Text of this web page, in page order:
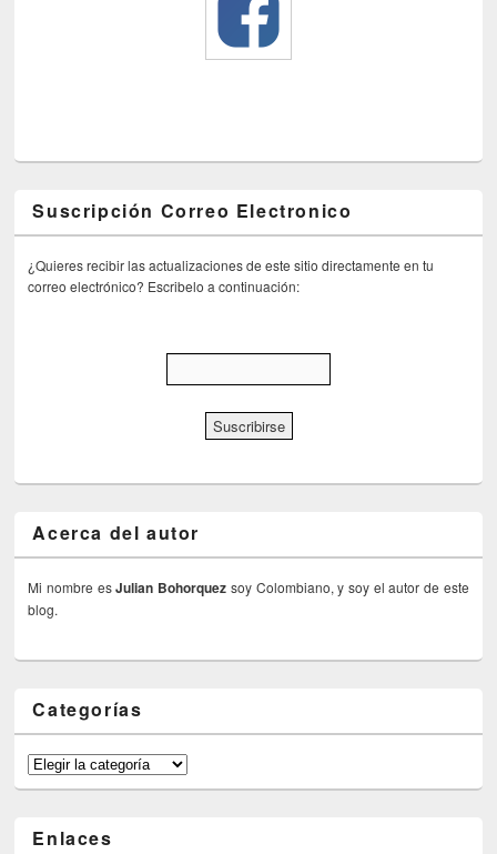
Suscripción Correo Electronico
¿Quieres recibir las actualizaciones de este sitio directamente en tu
correo electrónico? Escribelo a continuación:
Acerca del autor
Mi nombre esJulian Bohorquez soy Colombiano, y soy el autor de este
blog.
Categorías
Categorías
Enlaces